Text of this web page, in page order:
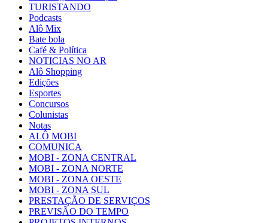
TURISTANDO
Podcasts
Alô Mix
Bate bola
Café & Política
NOTICIAS NO AR
Alô Shopping
Edições
Esportes
Concursos
Colunistas
Notas
ALÔ MOBI
COMUNICA
MOBI - ZONA CENTRAL
MOBI - ZONA NORTE
MOBI - ZONA OESTE
MOBI - ZONA SUL
PRESTAÇÃO DE SERVIÇOS
PREVISÃO DO TEMPO